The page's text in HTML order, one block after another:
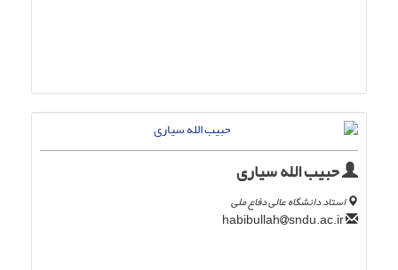
حبیب الله سیاری
استاد دانشگاه عالی دفاع ملی
sndu.ac.ir